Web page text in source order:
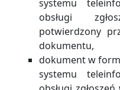
systemu
obsługi
potwierdzony
dokumentu,
dokument w
systemu